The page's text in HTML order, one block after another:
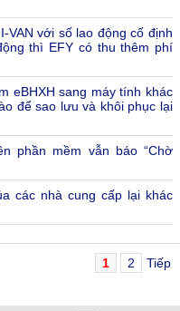
với số lao động cố định
thì EFY có thu thêm phí
eBHXH sang máy tính khác
để sao lưu và khôi phục lại
phần mềm vẫn báo “Chờ
các nhà cung cấp lại khác
1 2 Tiếp